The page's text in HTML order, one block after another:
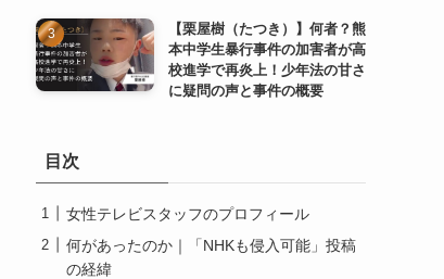
【栗屋樹（たつき）】何者？熊
本中学生暴行事件の加害者が高
校進学で再炎上！少年法の甘さ
に疑問の声と事件の概要
目次
女性テレビスタッフのプロフィール
何があったのか｜「NHKも侵入可能」投稿
の経緯